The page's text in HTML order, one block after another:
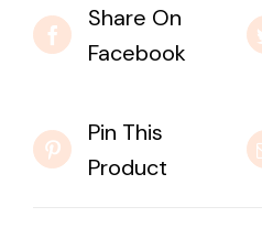
Share On
Facebook
Pin This
Product